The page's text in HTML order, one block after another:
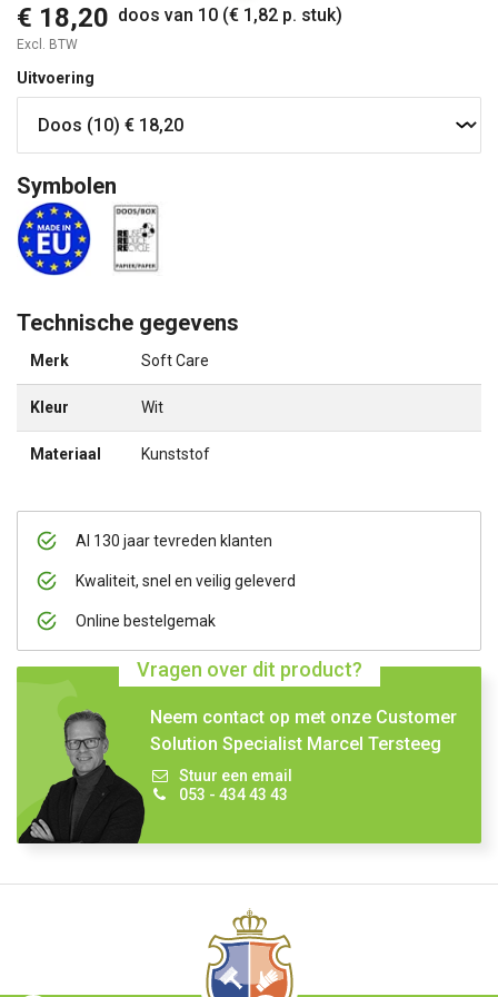
€ 18,20 doos van 10 (€ 1,82 p. stuk)
Excl. BTW
Uitvoering
Al 130 jaar tevreden klanten
Kwaliteit, snel en veilig geleverd
Online bestelgemak
Vragen over dit product?
Neem contact op met onze Customer
Solution Specialist Marcel Tersteeg
Stuur een email
053 - 434 43 43
Symbolen
Technische gegevens
Merk Soft Care
Kleur Wit
Materiaal Kunststof